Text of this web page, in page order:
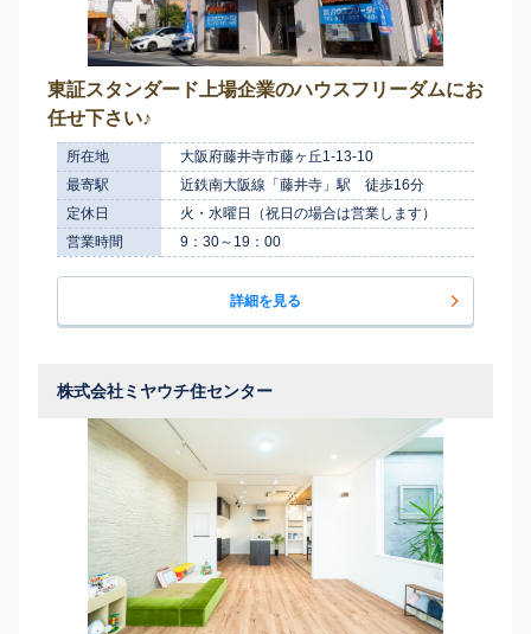
東証スタンダード上場企業のハウスフリーダムにお
任せ下さい♪
所在地
大阪府藤井寺市藤ヶ丘1-13-10
最寄駅
近鉄南大阪線「藤井寺」駅 徒歩16分
定休日
火・水曜日（祝日の場合は営業します）
営業時間
9：30～19：00
詳細を見る
株式会社ミヤウチ住センター